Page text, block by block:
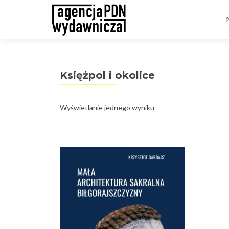
Księżpol i okolice
Wyświetlanie jednego wyniku